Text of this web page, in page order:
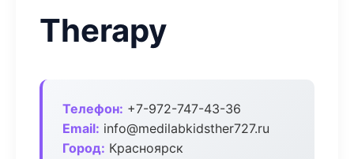
Therapy
Телефон: +7-972-747-43-36
Email: info@medilabkidsther727.ru
Город: Красноярск